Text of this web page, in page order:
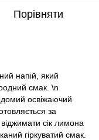
Порівняти
напій, який
смак. \n
освіжаючий
за
сік лимона
гіркуватий смак.